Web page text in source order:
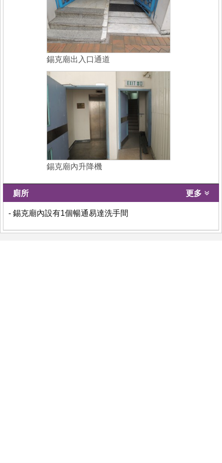
錫克廟出入口通道
錫克廟內升降機
廁所 更多
- 錫克廟內設有1個暢通易達洗手間